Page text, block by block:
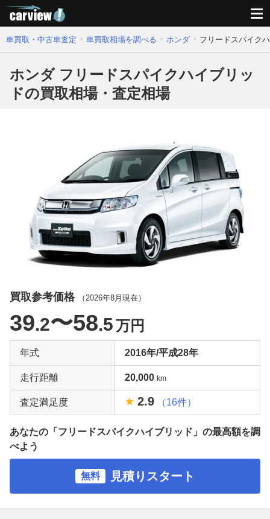
車買取・中古車査定 車買取相場を調べる ホンダ フリードスパイク
ホンダ フリードスパイクハイブリッ
ドの買取相場・査定相場
買取参考価格 （ 2026年8月 現在）
39.2〜58.5万円
年式 2016年/平成28年
走行距離 20,000 km
査定満足度 2.9 （16件）
あなたの「フリードスパイクハイブリッド」の最高額を調
べよう
無料 見積りスタート